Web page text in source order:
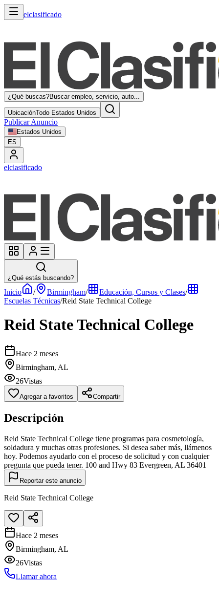
elclasificado
¿Qué buscas?Buscar empleo, servicio, auto...
UbicaciónTodo Estados Unidos
Publicar Anuncio
Estados Unidos
ES
elclasificado
¿Qué estás buscando?
Inicio / Birmingham/ Educación, Cursos y Clases/
Escuelas Técnicas/Reid State Technical College
Reid State Technical College
Hace 2 meses
Birmingham, AL
26Vistas
Agregar a favoritos Compartir
Descripción
Reid State Technical College tiene programas para cosmetología,
soldadura y muchas otras profesiones. Si desea saber más, llámenos
hoy. Podemos ayudarlo con el proceso de solicitud y con cualquier
pregunta que pueda tener. 100 and Hwy 83 Evergreen, AL 36401
Reportar este anuncio
Reid State Technical College
Hace 2 meses
Birmingham, AL
26Vistas
Llamar ahora